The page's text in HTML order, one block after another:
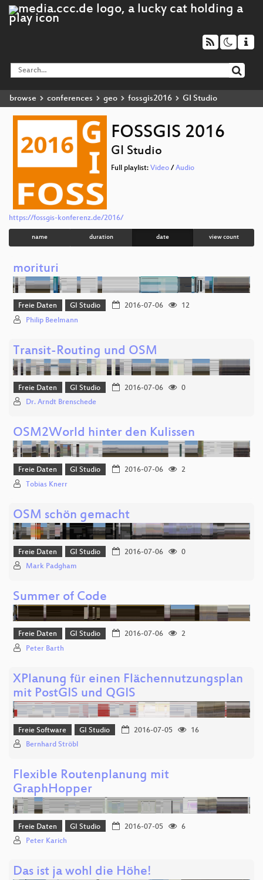
browse conferences geo fossgis2016 GI Studio
FOSSGIS 2016
GI Studio
Full playlist: Video / Audio
https://fossgis-konferenz.de/2016/
name duration date view count
morituri
Freie Daten GI Studio 2016-07-06
12
Philip Beelmann
Transit-Routing und OSM
Freie Daten GI Studio 2016-07-06
0
Dr. Arndt Brenschede
OSM2World hinter den Kulissen
Freie Daten GI Studio 2016-07-06
2
Tobias Knerr
OSM schön gemacht
Freie Daten GI Studio 2016-07-06
0
Mark Padgham
Summer of Code
Freie Daten GI Studio 2016-07-06
2
Peter Barth
XPlanung für einen Flächennutzungsplan
mit PostGIS und QGIS
Freie Software GI Studio 2016-07-05
16
Bernhard Ströbl
Flexible Routenplanung mit
GraphHopper
Freie Daten GI Studio 2016-07-05
6
Peter Karich
Das ist ja wohl die Höhe!